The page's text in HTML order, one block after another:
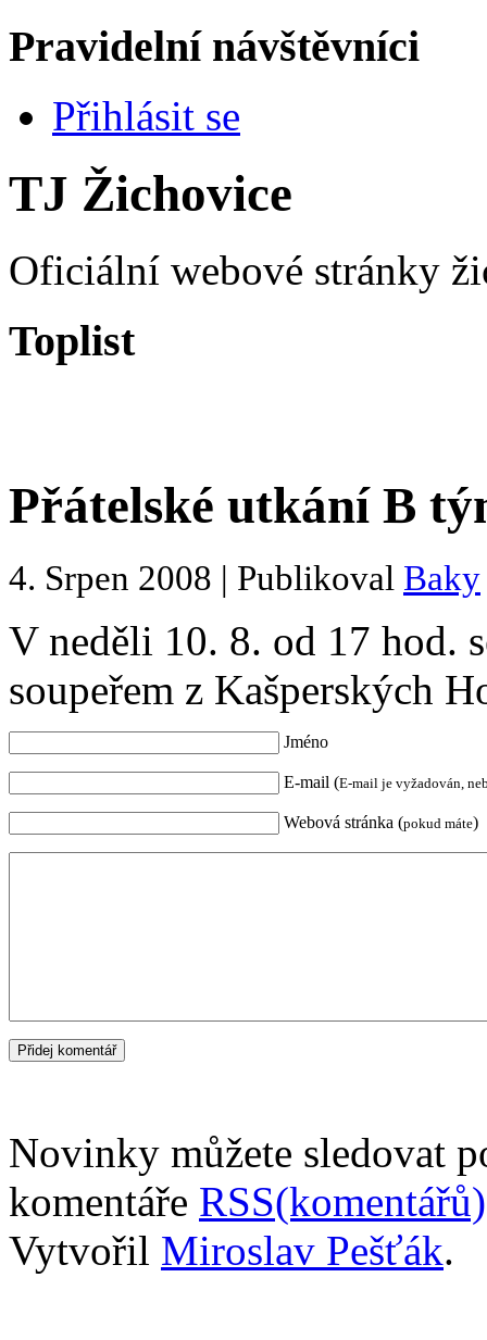
Pravidelní návštěvníci
Přihlásit se
TJ Žichovice
Oficiální webové stránky
Toplist
Přátelské utkání B
4. Srpen 2008 | Publikoval Baky
V neděli 10. 8. od 17 hod.
soupeřem z Kašperských
Jméno
E-mail (E-mail je vyžadován,
Webová stránka (pokud máte)
Novinky můžete sledovat
komentáře RSS(komentářů)
Vytvořil Miroslav Pešťák.